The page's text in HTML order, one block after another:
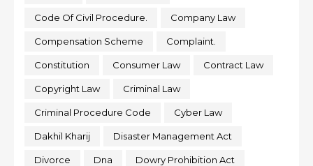
Code Of Civil Procedure. Company Law
Compensation Scheme Complaint.
Constitution Consumer Law Contract Law
Copyright Law Criminal Law
Criminal Procedure Code Cyber Law
Dakhil Kharij Disaster Management Act
Divorce Dna Dowry Prohibition Act